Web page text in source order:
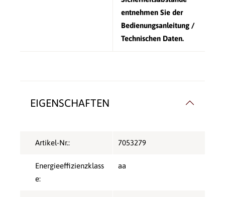
entnehmen Sie der
Bedienungsanleitung /
Technischen Daten.
EIGENSCHAFTEN
Artikel-Nr.: 7053279
Energieeffizienzklass
e:
aa